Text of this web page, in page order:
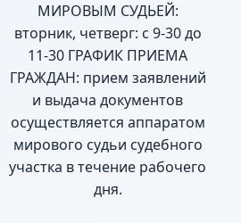
МИРОВЫМ СУДЬЕЙ:
вторник, четверг: с 9-30 до
11-30 ГРАФИК ПРИЕМА
ГРАЖДАН: прием заявлений
и выдача документов
осуществляется аппаратом
мирового судьи судебного
участка в течение рабочего
дня.